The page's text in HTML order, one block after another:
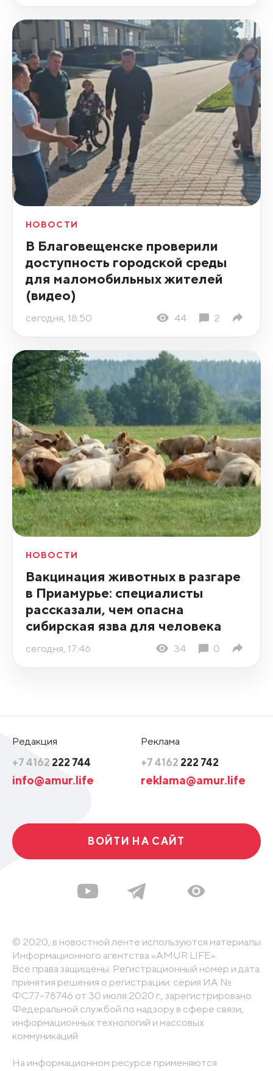
НОВОСТИ
В Благовещенске проверили
доступность городской среды
для маломобильных жителей
(видео)
сегодня, 18:50 44 2
НОВОСТИ
Вакцинация животных в разгаре
в Приамурье: специалисты
рассказали, чем опасна
сибирская язва для человека
сегодня, 17:46 34 0
Редакция
+7 4162 222 744
info@amur.life
Реклама
+7 4162 222 742
reklama@amur.life
ВОЙТИ НА САЙТ
© 2020, в новостной ленте используются материалы
Информационного агентства «AMUR.LIFE».
Все права защищены. Регистрационный номер и дата
принятия решения о регистрации: серия ИА №
ФС77-78746 от 30 июля 2020 г., зарегистрировано
Федеральной службой по надзору в сфере связи,
информационных технологий и массовых
коммуникаций
На информационном ресурсе применяются